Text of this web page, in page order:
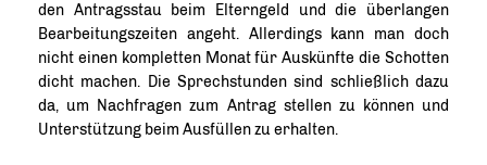
den Antragsstau beim Elterngeld und die überlangen
Bearbeitungszeiten angeht. Allerdings kann man doch
nicht einen kompletten Monat für Auskünfte die Schotten
dicht machen. Die Sprechstunden sind schließlich dazu
da, um Nachfragen zum Antrag stellen zu können und
Unterstützung beim Ausfüllen zu erhalten.